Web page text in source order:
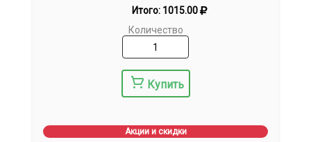
Итого: 1015.00
Количество
Купить
Акции и скидки